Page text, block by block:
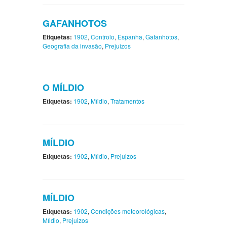
GAFANHOTOS
Etiquetas: 1902, Controlo, Espanha, Gafanhotos,
Geografia da invasão, Prejuizos
O MÍLDIO
Etiquetas: 1902, Míldio, Tratamentos
MÍLDIO
Etiquetas: 1902, Míldio, Prejuizos
MÍLDIO
Etiquetas: 1902, Condições meteorológicas,
Míldio, Prejuizos